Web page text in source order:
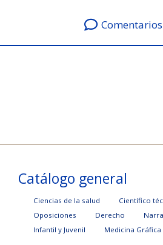
Comentarios
Catálogo general
Ciencias de la salud
Científico
Oposiciones
Derecho
Infantil y Juvenil
Medicina Gráfica